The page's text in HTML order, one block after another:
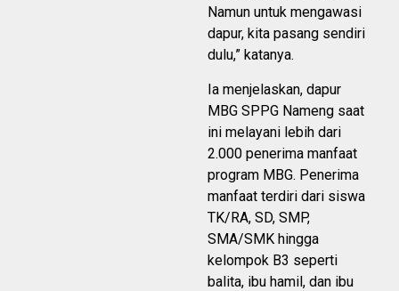
Namun untuk mengawasi
dapur, kita pasang sendiri
dulu,” katanya.
Ia menjelaskan, dapur
MBG SPPG Nameng saat
ini melayani lebih dari
2.000 penerima manfaat
program MBG. Penerima
manfaat terdiri dari siswa
TK/RA, SD, SMP,
SMA/SMK hingga
kelompok B3 seperti
balita, ibu hamil, dan ibu